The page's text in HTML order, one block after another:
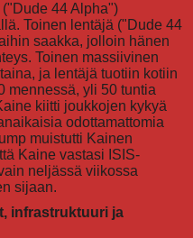
44 Alpha")
Toinen lentäjä ("Dude 44
saakka, jolloin hänen
Toinen massiivinen
ja lentäjä tuotiin kotiin
mennessä, yli 50 tuntia
kiitti joukkojen kykyä
odottamattomia
muistutti Kainen
Kaine vastasi ISIS-
neljässä viikossa
sijaan.
infrastruktuuri ja